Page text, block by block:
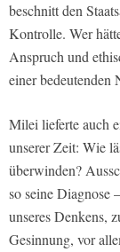
beschnitt den
Kontrolle. Wer
Anspruch und
einer
Milei lieferte auch
unserer Zeit: Wie
überwinden?
so seine Diagnose
unseres Denkens,
Gesinnung, vor